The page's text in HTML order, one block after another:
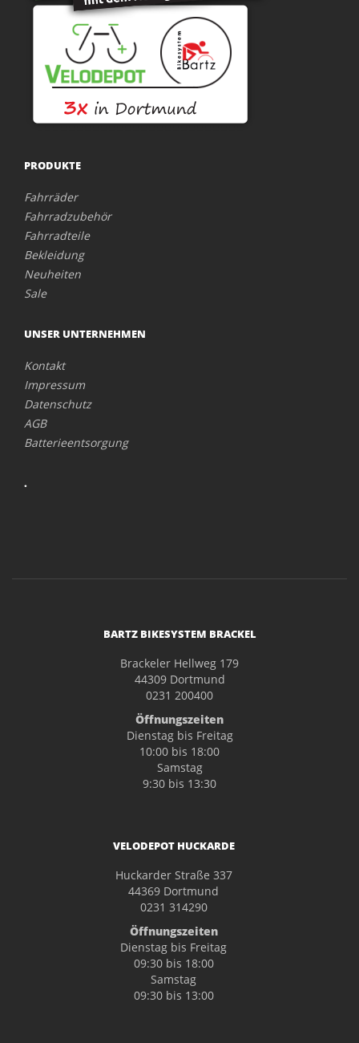
PRODUKTE
Fahrräder
Fahrradzubehör
Fahrradteile
Bekleidung
Neuheiten
Sale
UNSER UNTERNEHMEN
Kontakt
Impressum
Datenschutz
AGB
Batterieentsorgung
.
BARTZ BIKESYSTEM BRACKEL
Brackeler Hellweg 179
44309 Dortmund
0231 200400
Öffnungszeiten
Dienstag bis Freitag
10:00 bis 18:00
Samstag
9:30 bis 13:30
VELODEPOT HUCKARDE
Huckarder Straße 337
44369 Dortmund
0231 314290
Öffnungszeiten
Dienstag bis Freitag
09:30 bis 18:00
Samstag
09:30 bis 13:00